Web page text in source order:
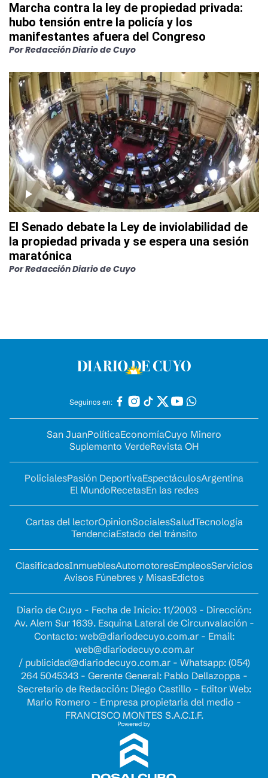
Marcha contra la ley de propiedad privada:
hubo tensión entre la policía y los
manifestantes afuera del Congreso
PorRedacción Diario de Cuyo
El Senado debate la Ley de inviolabilidad de
la propiedad privada y se espera una sesión
maratónica
PorRedacción Diario de Cuyo
Seguinos en:
San JuanPolíticaEconomíaCuyo Minero
Suplemento VerdeRevista OH
PolicialesPasión DeportivaEspectáculosArgentina
El MundoRecetasEn las redes
Cartas del lectorOpinionSocialesSaludTecnología
TendenciaEstado del tránsito
ClasificadosInmueblesAutomotoresEmpleosServicios
Avisos Fúnebres y MisasEdictos
Diario de Cuyo - Fecha de Inicio: 11/2003 - Dirección:
Av. Alem Sur 1639. Esquina Lateral de Circunvalación -
Contacto: web@diariodecuyo.com.ar- Email:
web@diariodecuyo.com.ar
/ publicidad@diariodecuyo.com.ar- Whatsapp: (054)
264 5045343 - Gerente General: Pablo Dellazoppa -
Secretario de Redacción: Diego Castillo - Editor Web:
Mario Romero - Empresa propietaria del medio -
FRANCISCO MONTES S.A.C.I.F.